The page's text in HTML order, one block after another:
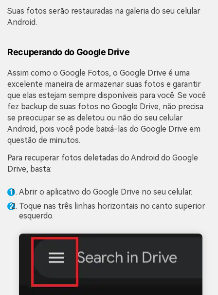
Suas fotos serão restauradas na galeria do seu celular
Android.
Recuperando do Google Drive
Assim como o Google Fotos, o Google Drive é uma
excelente maneira de armazenar suas fotos e garantir
que elas estejam sempre disponíveis para você. Se você
fez backup de suas fotos no Google Drive, não precisa
se preocupar se as deletou ou não do seu celular
Android, pois você pode baixá-las do Google Drive em
questão de minutos.
Para recuperar fotos deletadas do Android do Google
Drive, basta:
Abrir o aplicativo do Google Drive no seu celular.
Toque nas três linhas horizontais no canto superior
esquerdo.